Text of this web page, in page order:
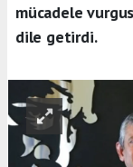
mücadele
dile getirdi.